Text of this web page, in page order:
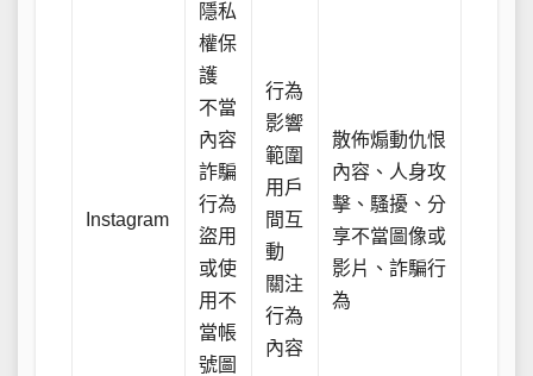
Instagram
隱私
權保
護
不當
內容
詐騙
行為
盜用
或使
用不
當帳
號圖
行為
影響
範圍
用戶
間互
動
關注
行為
內容
散佈煽動仇恨
內容、人身攻
擊、騷擾、分
享不當圖像或
影片、詐騙行
為